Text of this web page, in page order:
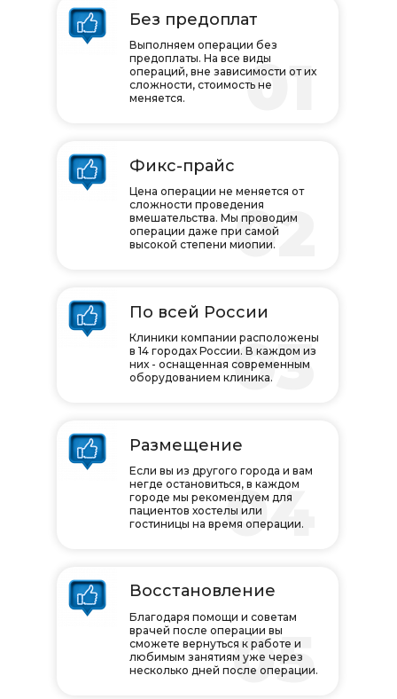
01
02
03
04
05
Без предоплат
Выполняем операции без
предоплаты. На все виды
операций, вне зависимости от их
сложности, стоимость не
меняется.
Фикс-прайс
По всей России
Размещение
Восстановление
Цена операции не меняется от
сложности проведения
вмешательства. Мы проводим
операции даже при самой
высокой степени миопии.
Клиники компании расположены
в 14 городах России. В каждом из
них - оснащенная современным
оборудованием клиника.
Если вы из другого города и вам
негде остановиться, в каждом
городе мы рекомендуем для
пациентов хостелы или
гостиницы на время операции.
Благодаря помощи и советам
врачей после операции вы
сможете вернуться к работе и
любимым занятиям уже через
несколько дней после операции.